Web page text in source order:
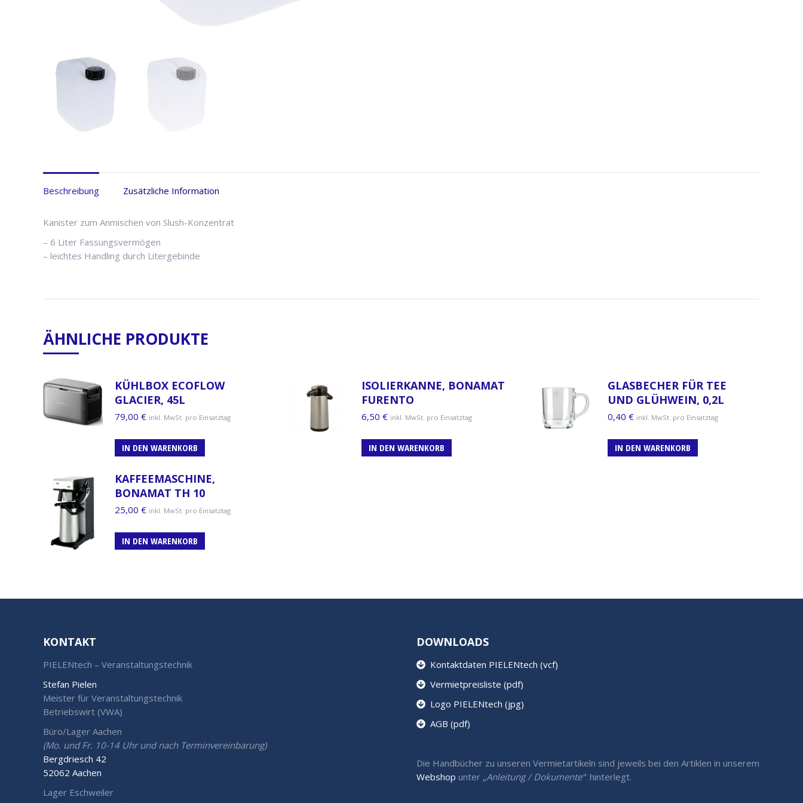
Beschreibung Zusätzliche Information
Kanister zum Anmischen von Slush-Konzentrat
– 6 Liter Fassungsvermögen
– leichtes Handling durch Litergebinde
ÄHNLICHE PRODUKTE
KÜHLBOX ECOFLOW
GLACIER, 45L
79,00 € inkl. MwSt. pro Einsatztag
IN DEN WARENKORB
ISOLIERKANNE, BONAMAT
FURENTO
6,50 € inkl. MwSt. pro Einsatztag
IN DEN WARENKORB
GLASBECHER FÜR TEE
UND GLÜHWEIN, 0,2L
0,40 € inkl. MwSt. pro Einsatztag
IN DEN WARENKORB
KAFFEEMASCHINE,
BONAMAT TH 10
25,00 € inkl. MwSt. pro Einsatztag
IN DEN WARENKORB
KONTAKT
PIELENtech – Veranstaltungstechnik
Stefan Pielen
Meister für Veranstaltungstechnik
Betriebswirt (VWA)
Büro/Lager Aachen
(Mo. und Fr. 10-14 Uhr und nach Terminvereinbarung)
Bergdriesch 42
52062 Aachen
Lager Eschweiler
DOWNLOADS
Kontaktdaten PIELENtech (vcf)
Vermietpreisliste (pdf)
Logo PIELENtech (jpg)
AGB (pdf)
Die Handbücher zu unseren Vermietartikeln sind jeweils bei den Artiklen in unserem
Webshop unter „Anleitung / Dokumente“ hinterlegt.